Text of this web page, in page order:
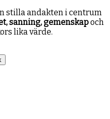
stilla andakten i centrum
sanning, gemenskapoch
lika värde.